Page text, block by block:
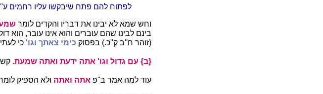
לפתוח להם פתח שיבקשו עליו רחמים
וחש שמא לא יבינו את דבריו והקדים לומר
בינם לבינו שהם עוברים והוא אינו עובר, הוא
(זוהר ח''ב ק''כ.) בפסוק כימי צאתך וגו' כי
{ב} עם גדול וגו' אתה ידעת ואתה שמעת.
עוד למה אמר ב''פ אתה ואתה ולא הספיק